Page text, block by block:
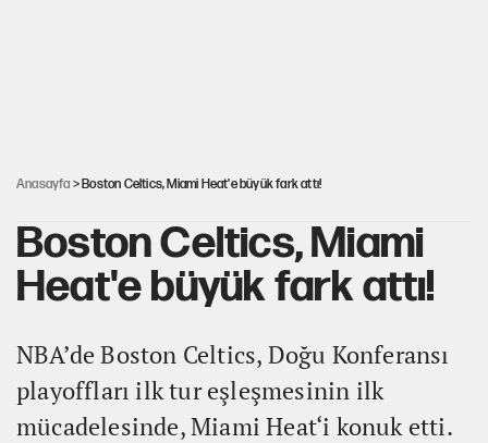
Anasayfa > Boston Celtics, Miami Heat'e büyük fark attı!
Boston Celtics, Miami
Heat'e büyük fark attı!
NBA’de Boston Celtics, Doğu Konferansı
playoffları ilk tur eşleşmesinin ilk
mücadelesinde, Miami Heat‘i konuk etti.